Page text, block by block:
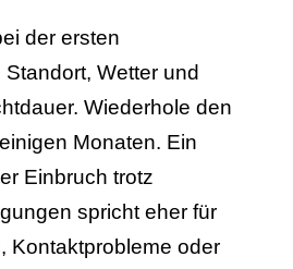
der ersten
Wetter und
Wiederhole den
Monaten. Ein
Einbruch trotz
spricht eher für
Kontaktprobleme oder